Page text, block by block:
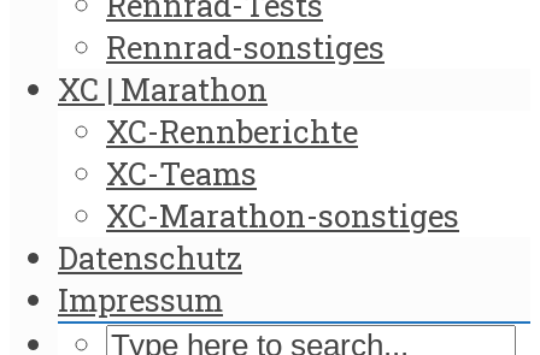
Rennrad-sonstiges
XC | Marathon
XC-Rennberichte
XC-Teams
XC-Marathon-sonstiges
Datenschutz
Impressum